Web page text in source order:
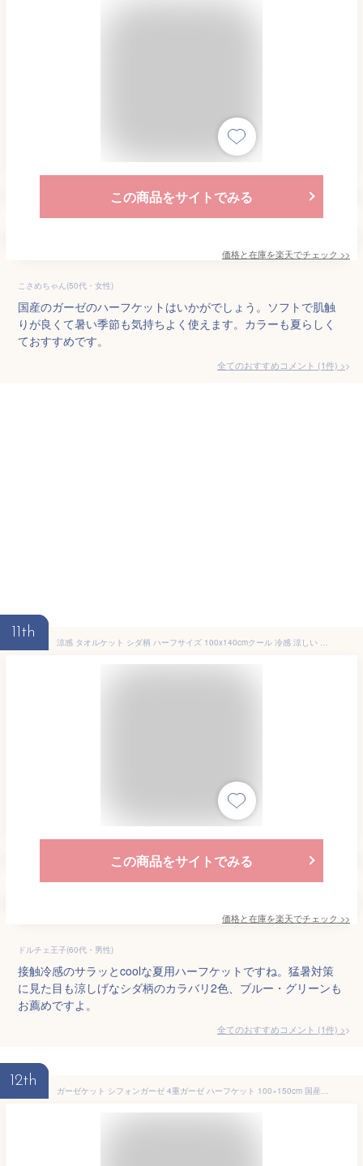
この商品をサイトでみる
価格と在庫を楽天でチェック >>
こさめちゃん(50代・女性)
国産のガーゼのハーフケットはいかがでしょう。ソフトで肌触
りが良くて暑い季節も気持ちよく使えます。カラーも夏らしく
ておすすめです。
全てのおすすめコメント (1件) >
11th
涼感 タオルケット シダ柄 ハーフサイズ 100x140cmクール 冷感 涼しい 夏用 洗える ブランケット 寝具 おしゃれ 接触冷感 cool 猛暑対策 夏用 シングル 北欧 子供 ジュニアケット ハーフケット 子供部屋 冷感 シダ ハーフ
この商品をサイトでみる
価格と在庫を楽天でチェック >>
ドルチェ王子(60代・男性)
接触冷感のサラッとcoolな夏用ハーフケットですね。猛暑対策
に見た目も涼しげなシダ柄のカラバリ2色、ブルー・グリーンも
お薦めですよ。
全てのおすすめコメント (1件) >
12th
ガーゼケット シフォンガーゼ 4重ガーゼ ハーフケット 100×150cm 国産 ふわふわ おひるねケット